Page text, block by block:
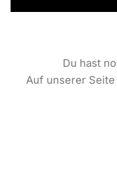
Du hast
Auf unserer